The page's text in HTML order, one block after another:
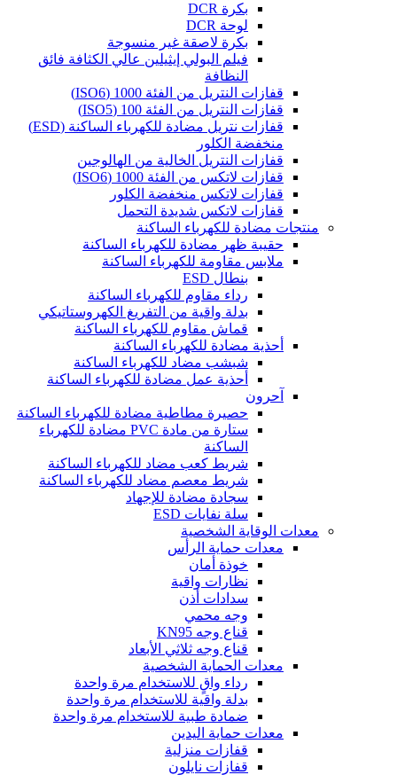
بكرة DCR
لوحة DCR
بكرة لاصقة غير منسوجة
فيلم البولي إيثيلين عالي الكثافة فائق
النظافة
قفازات النتريل من الفئة 1000 (ISO6)
قفازات النتريل من الفئة 100 (ISO5)
قفازات نتريل مضادة للكهرباء الساكنة (ESD)
منخفضة الكلور
قفازات النتريل الخالية من الهالوجين
قفازات لاتكس من الفئة 1000 (ISO6)
قفازات لاتكس منخفضة الكلور
قفازات لاتكس شديدة التحمل
منتجات مضادة للكهرباء الساكنة
حقيبة ظهر مضادة للكهرباء الساكنة
ملابس مقاومة للكهرباء الساكنة
بنطال ESD
رداء مقاوم للكهرباء الساكنة
بدلة واقية من التفريغ الكهروستاتيكي
قماش مقاوم للكهرباء الساكنة
أحذية مضادة للكهرباء الساكنة
شبشب مضاد للكهرباء الساكنة
أحذية عمل مضادة للكهرباء الساكنة
آحرون
حصيرة مطاطية مضادة للكهرباء الساكنة
ستارة من مادة PVC مضادة للكهرباء
الساكنة
شريط كعب مضاد للكهرباء الساكنة
شريط معصم مضاد للكهرباء الساكنة
سجادة مضادة للإجهاد
سلة نفايات ESD
معدات الوقاية الشخصية
معدات حماية الرأس
خوذة أمان
نظارات واقية
سدادات أذن
وجه محمي
قناع وجه KN95
قناع وجه ثلاثي الأبعاد
معدات الحماية الشخصية
رداء واقٍ للاستخدام مرة واحدة
بدلة واقية للاستخدام مرة واحدة
ضمادة طبية للاستخدام مرة واحدة
معدات حماية اليدين
قفازات منزلية
قفازات نايلون